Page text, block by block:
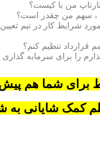
من با کیست؟
، سهم من چقدر است؟
مورد شرایط کار در تیم
قرارداد تنظیم کنم؟
را برای سرمایه گذاری
برای شما هم
کمک شایانی به